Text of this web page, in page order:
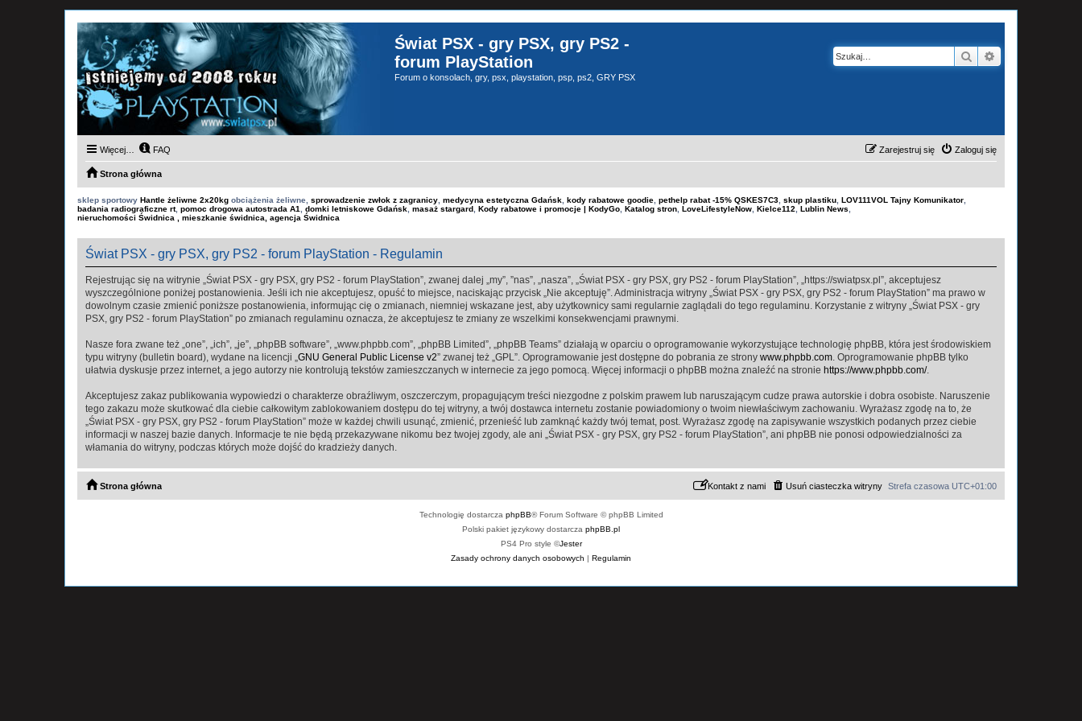
Świat PSX - gry PSX, gry PS2 -
forum PlayStation
Forum o konsolach, gry, psx, playstation, psp, ps2, GRY PSX
Szukaj
Więcej… FAQ Zaloguj się
Zarejestruj się
Strona główna
sklep sportowy Hantle żeliwne 2x20kg obciążenia żeliwne, sprowadzenie zwłok z zagranicy medycyna estetyczna Gdańsk kody rabatowe goodie pethelp rabat -15% QSKES7C3 skup plastiku LOV111VOL Tajny Komunikator
badania radiograficzne rt, pomoc drogowa autostrada A1 domki letniskowe Gdańsk masaż stargard Kody rabatowe i promocje | KodyGo Katalog stron LoveLifestyleNow Kielce112 Lublin News
nieruchomości Świdnica , mieszkanie świdnica, agencja Świdnica
Świat PSX - gry PSX, gry PS2 - forum PlayStation - Regulamin
Rejestrując się na witrynie „Świat PSX - gry PSX, gry PS2 - forum PlayStation”, zwanej dalej „my”, ”nas”, „nasza”, „Świat PSX - gry PSX, gry PS2 - forum PlayStation”, „https://swiatpsx.pl”, akceptujesz
wyszczególnione poniżej postanowienia. Jeśli ich nie akceptujesz, opuść to miejsce, naciskając przycisk „Nie akceptuję”. Administracja witryny „Świat PSX - gry PSX, gry PS2 - forum PlayStation” ma prawo w
dowolnym czasie zmienić poniższe postanowienia, informując cię o zmianach, niemniej wskazane jest, aby użytkownicy sami regularnie zaglądali do tego regulaminu. Korzystanie z witryny „Świat PSX - gry
PSX, gry PS2 - forum PlayStation” po zmianach regulaminu oznacza, że akceptujesz te zmiany ze wszelkimi konsekwencjami prawnymi.
Nasze fora zwane też „one”, „ich”, „je”, „phpBB software”, „www.phpbb.com”, „phpBB Limited”, „phpBB Teams” działają w oparciu o oprogramowanie wykorzystujące technologię phpBB, która jest środowiskiem
typu witryny (bulletin board), wydane na licencji „GNU General Public License v2” zwanej też „GPL”. Oprogramowanie jest dostępne do pobrania ze strony www.phpbb.com. Oprogramowanie phpBB tylko
ułatwia dyskusje przez internet, a jego autorzy nie kontrolują tekstów zamieszczanych w internecie za jego pomocą. Więcej informacji o phpBB można znaleźć na stronie https://www.phpbb.com/.
Akceptujesz zakaz publikowania wypowiedzi o charakterze obraźliwym, oszczerczym, propagującym treści niezgodne z polskim prawem lub naruszającym cudze prawa autorskie i dobra osobiste. Naruszenie
tego zakazu może skutkować dla ciebie całkowitym zablokowaniem dostępu do tej witryny, a twój dostawca internetu zostanie powiadomiony o twoim niewłaściwym zachowaniu. Wyrażasz zgodę na to, że
„Świat PSX - gry PSX, gry PS2 - forum PlayStation” może w każdej chwili usunąć, zmienić, przenieść lub zamknąć każdy twój temat, post. Wyrażasz zgodę na zapisywanie wszystkich podanych przez ciebie
informacji w naszej bazie danych. Informacje te nie będą przekazywane nikomu bez twojej zgody, ale ani „Świat PSX - gry PSX, gry PS2 - forum PlayStation”, ani phpBB nie ponosi odpowiedzialności za
włamania do witryny, podczas których może dojść do kradzieży danych.
Strona główna Strefa czasowa UTC+01:00
Usuń ciasteczka witryny
Kontakt z nami
Technologię dostarcza phpBB® Forum Software © phpBB Limited
Polski pakiet językowy dostarcza phpBB.pl
PS4 Pro style ©Jester
Zasady ochrony danych osobowych | Regulamin